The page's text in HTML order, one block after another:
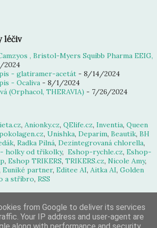
léčiv
, Bristol-Myers Squibb Pharma EEIG,
2024
- glatiramer-acetát - 8/14/2024
- Ocaliva - 8/1/2024
(Orphacol, THERAVIA) - 7/26/2024
, Anionky.cz, QElife.cz, Inventia, Queen
, Unishka, Deparim, Beautik, BH
, Radka Pilná, Dezintegrovaná chlorella,
holky od tříkolky, Eshop-rychle.cz, Eshop-
, Eshop TRIKERS, TRIKERS.cz, Nicole Amy,
Euniké partner, Editee AI, Aitka AI, Golden
a stříbro, RSS
technologii služby Blogger
from Google to deliver its services
Your IP address and user-agent are